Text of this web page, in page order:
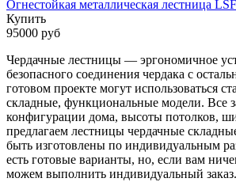
Огнестойкая металлическая лестница LSF
Купить
95000 руб
Чердачные лестницы — эргономичное
безопасного соединения чердака с
готовом проекте могут использоваться
складные, функциональные модели. Все
конфигурации дома, высоты потолков,
предлагаем лестницы чердачные
быть изготовлены по индивидуальным
есть готовые варианты, но, если вам
можем выполнить индивидуальный заказ.